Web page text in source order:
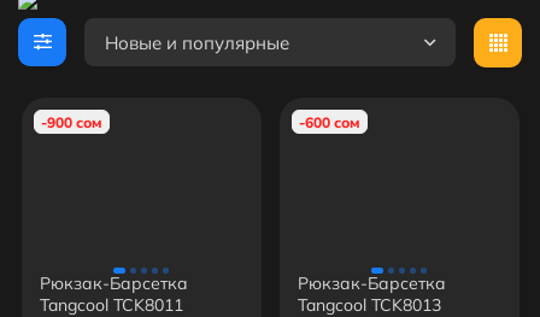
Новые и популярные
-900 сом
Рюкзак-Барсетка
Tangcool TCK8011
-600 сом
Рюкзак-Барсетка
Tangcool TCK8013